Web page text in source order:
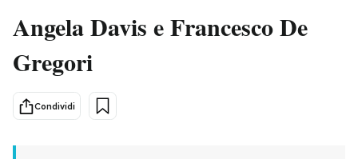
Italia
Politica
Tecnologia
Internet
Moda
Angela Davis e Francesco De
Gregori
Condividi